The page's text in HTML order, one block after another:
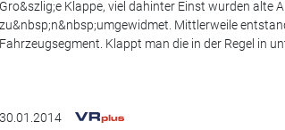
Gro&szlig;e Klappe, viel dahinter Einst wurden alte
zu&nbsp;n&nbsp;umgewidmet. Mittlerweile
Fahrzeugsegment. Klappt man die in der Regel in
30.01.2014